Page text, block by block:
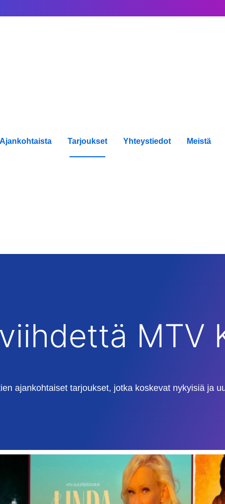
Ajankohtaista Tarjoukset Yhteystiedot Meistä
MTV
ajankohtaiset tarjoukset, jotka koskevat nykyisiä ja